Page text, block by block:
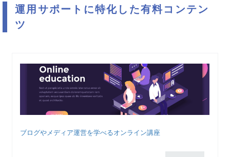
運用サポートに特化した有料コンテン
ツ
ブログやメディア運営を学べるオンライン講座